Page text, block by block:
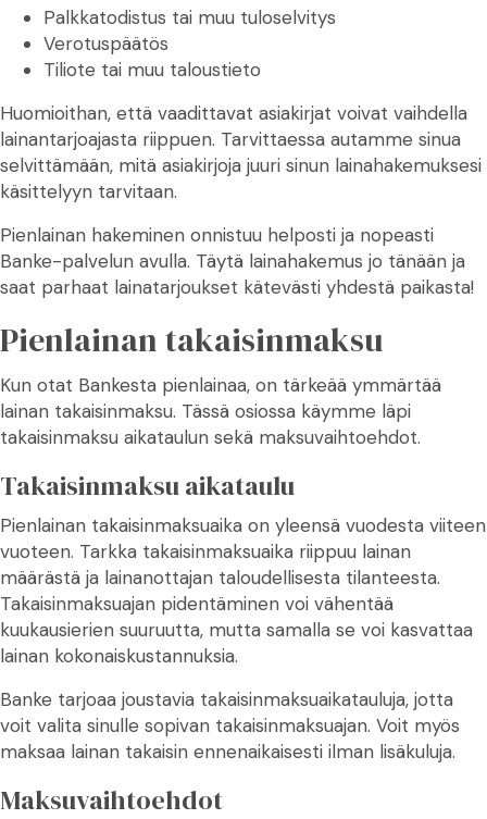
Palkkatodistus tai muu tuloselvitys
Verotuspäätös
Tiliote tai muu taloustieto
Huomioithan, että vaadittavat asiakirjat voivat vaihdella
lainantarjoajasta riippuen. Tarvittaessa autamme sinua
selvittämään, mitä asiakirjoja juuri sinun lainahakemuksesi
käsittelyyn tarvitaan.
Pienlainan hakeminen onnistuu helposti ja nopeasti
Banke-palvelun avulla. Täytä lainahakemus jo tänään ja
saat parhaat lainatarjoukset kätevästi yhdestä paikasta!
Pienlainan takaisinmaksu
Kun otat Bankesta pienlainaa, on tärkeää ymmärtää
lainan takaisinmaksu. Tässä osiossa käymme läpi
takaisinmaksu aikataulun sekä maksuvaihtoehdot.
Takaisinmaksu aikataulu
Pienlainan takaisinmaksuaika on yleensä vuodesta viiteen
vuoteen. Tarkka takaisinmaksuaika riippuu lainan
määrästä ja lainanottajan taloudellisesta tilanteesta.
Takaisinmaksuajan pidentäminen voi vähentää
kuukausierien suuruutta, mutta samalla se voi kasvattaa
lainan kokonaiskustannuksia.
Banke tarjoaa joustavia takaisinmaksuaikatauluja, jotta
voit valita sinulle sopivan takaisinmaksuajan. Voit myös
maksaa lainan takaisin ennenaikaisesti ilman lisäkuluja.
Maksuvaihtoehdot